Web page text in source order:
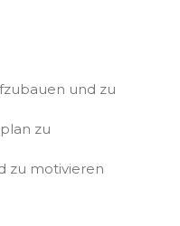
und zu
zu
zu motivieren